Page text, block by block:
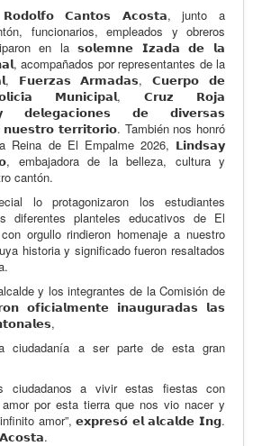
𝗖𝗮𝗻𝘁𝗼𝘀 𝗔𝗰𝗼𝘀𝘁𝗮, junto a
funcionarios, empleados y obreros
en la 𝘀𝗼𝗹𝗲𝗺𝗻𝗲 𝗜𝘇𝗮𝗱𝗮 𝗱𝗲 𝗹𝗮
acompañados por representantes de la
𝗙𝘂𝗲𝗿𝘇𝗮𝘀 𝗔𝗿𝗺𝗮𝗱𝗮𝘀, 𝗖𝘂𝗲𝗿𝗽𝗼 𝗱𝗲
𝗠𝘂𝗻𝗶𝗰𝗶𝗽𝗮𝗹, 𝗖𝗿𝘂𝘇 𝗥𝗼𝗷𝗮
𝗱𝗲𝗹𝗲𝗴𝗮𝗰𝗶𝗼𝗻𝗲𝘀 𝗱𝗲 𝗱𝗶𝘃𝗲𝗿𝘀𝗮𝘀
𝘁𝗲𝗿𝗿𝗶𝘁𝗼𝗿𝗶𝗼. También nos honró
Reina de El Empalme 2026, 𝗟𝗶𝗻𝗱𝘀𝗮𝘆
embajadora de la belleza, cultura y
cantón.
lo protagonizaron los estudiantes
diferentes planteles educativos de El
orgullo rindieron homenaje a nuestro
historia y significado fueron resaltados
y los integrantes de la Comisión de
𝗼𝗳𝗶𝗰𝗶𝗮𝗹𝗺𝗲𝗻𝘁𝗲 𝗶𝗻𝗮𝘂𝗴𝘂𝗿𝗮𝗱𝗮𝘀 𝗹𝗮𝘀
ciudadanía a ser parte de esta gran
ciudadanos a vivir estas fiestas con
por esta tierra que nos vio nacer y
amor”, 𝗲𝘅𝗽𝗿𝗲𝘀𝗼́ 𝗲𝗹 𝗮𝗹𝗰𝗮𝗹𝗱𝗲 𝗜𝗻𝗴.